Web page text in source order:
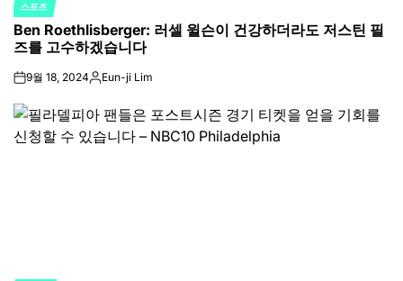
POSTED
IN
스포츠
Ben Roethlisberger: 러셀 윌슨이 건강하더라도 저스틴 필
즈를 고수하겠습니다
on9월 18, 2024Posted
Eun-ji Lim